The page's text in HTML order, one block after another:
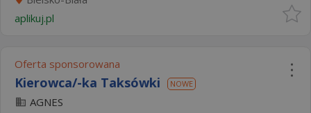
aplikuj.pl
Oferta sponsorowana
Kierowca/-ka Taksówki NOWE
AGNES